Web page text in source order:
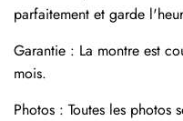
parfaitement et garde
Garantie : La montre est
mois.
Photos : Toutes les photos